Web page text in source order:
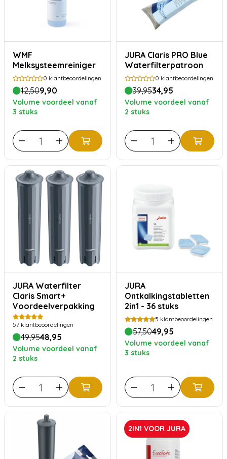
WMF
Melksysteemreiniger
0 klantbeoordelingen
12,509,90
Volume voordeel vanaf
3 stuks
JURA Claris PRO Blue
Waterfilterpatroon
0 klantbeoordelingen
39,9534,95
Volume voordeel vanaf
2 stuks
JURA Waterfilter
Claris Smart+
Voordeelverpakking
57 klantbeoordelingen
49,9548,95
Volume voordeel vanaf
2 stuks
JURA
Ontkalkingstabletten
2in1 - 36 stuks
5 klantbeoordelingen
57,5049,95
Volume voordeel vanaf
3 stuks
2IN1 VOOR JURA